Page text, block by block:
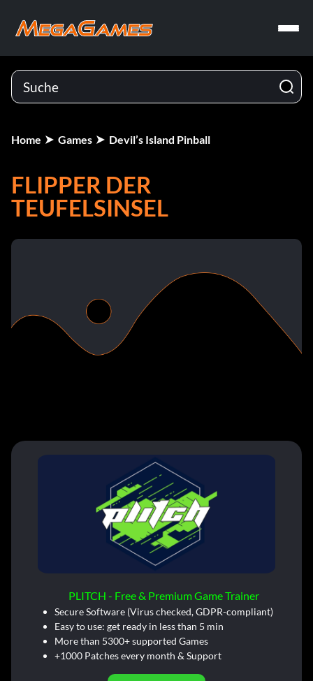
Home Games Devil’s Island Pinball
FLIPPER DER
TEUFELSINSEL
PLITCH - Free & Premium Game Trainer
Secure Software (Virus checked, GDPR-compliant)
Easy to use: get ready in less than 5 min
More than 5300+ supported Games
+1000 Patches every month & Support